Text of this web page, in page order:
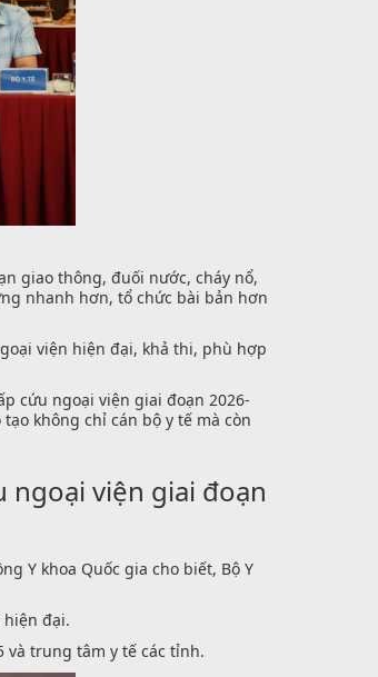
giao thông, đuối nước, cháy nổ,
nhanh hơn, tổ chức bài bản hơn
viện hiện đại, khả thi, phù hợp
cứu ngoại viện giai đoạn 2026-
không chỉ cán bộ y tế mà còn
viện giai đoạn
Y khoa Quốc gia cho biết, Bộ Y
đại.
và trung tâm y tế các tỉnh.